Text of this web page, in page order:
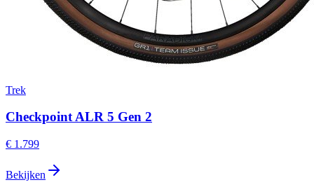
Trek
Checkpoint ALR 5 Gen 2
€ 1.799
Bekijken